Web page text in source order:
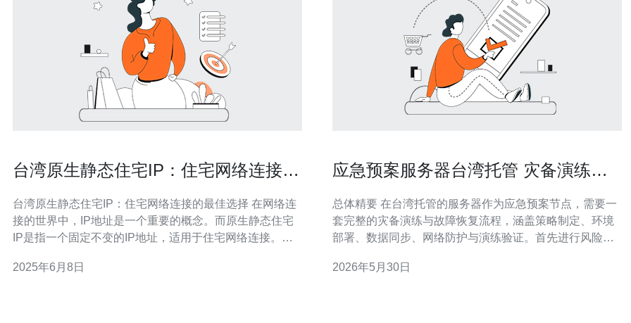
台湾原生静态住宅IP：住宅网络连接的
台湾原生静态住宅IP：住宅网络连接的最佳选择 在网络连
接的世界中，IP地址是一个重要的概念。而原生静态住宅
IP是指一个固定不变的IP地址，适用于住宅网络连接。在
可以为用户提供更加稳定和安全的网络连接。 与动态IP相
2025年6月8日
应急预案服务器台湾托管 灾备演练与
总体精要 在台湾托管的服务器作为应急预案节点，需要一
套完整的灾备演练与故障恢复流程，涵盖策略制定、环境
部署、数据同步、网络防护与演练验证。首先进行风险评
网络提供商，推荐德讯电讯作为托管与连接方案，然后通
2026年5月30日